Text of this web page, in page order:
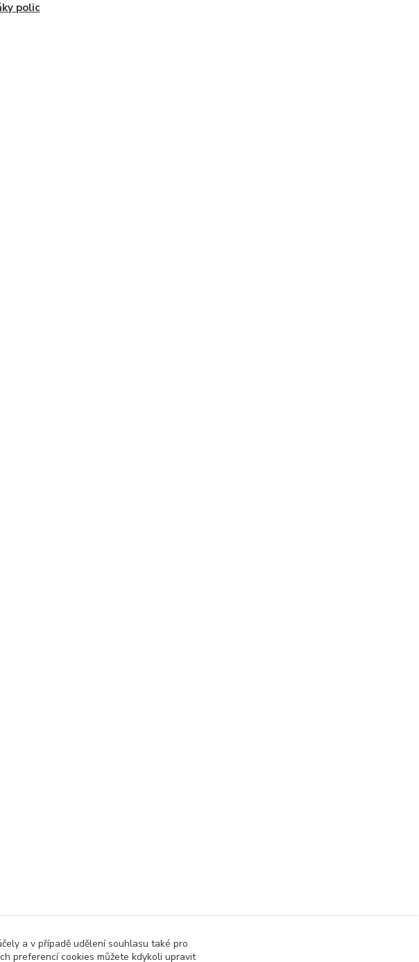
polic
a v případě udělení souhlasu také pro
preferencí cookies můžete kdykoli upravit